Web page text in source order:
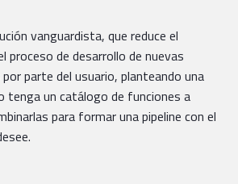
vanguardista, que reduce el
proceso de desarrollo de nuevas
parte del usuario, planteando una
tenga un catálogo de funciones a
para formar una pipeline con el